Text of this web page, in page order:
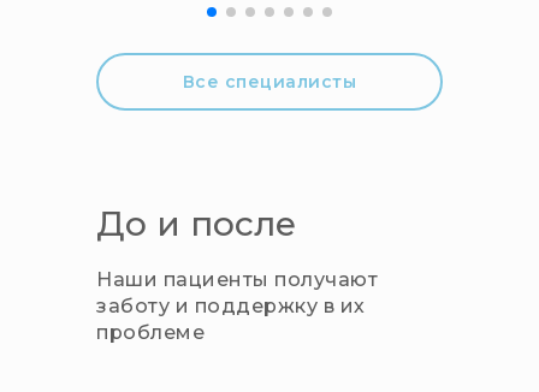
Все специалисты
Наши пациенты получают
заботу и поддержку в их
проблеме
До и после